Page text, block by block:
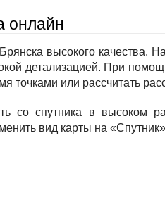
онлайн
высокого качества.
детализацией. При
точками или рассчитать
со спутника в высоком
вид карты на